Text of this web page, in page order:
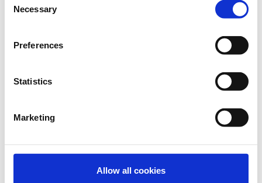
Selection
Necessary
Preferences
Statistics
Marketing
Allow all cookies